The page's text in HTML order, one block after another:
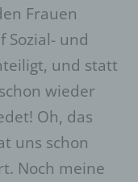
Frauen
Sozial- und
und statt
wieder
Oh, das
uns schon
Noch meine
Mitgliedstaaten
Bestimmungen
ist die: